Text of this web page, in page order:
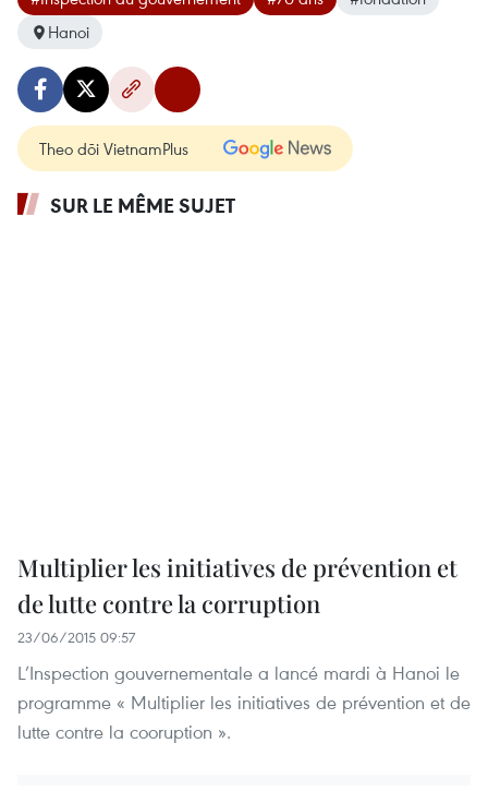
Hanoi
Theo dõi VietnamPlus
SUR LE MÊME SUJET
Multiplier les initiatives de prévention et
de lutte contre la corruption
23/06/2015 09:57
L’Inspection gouvernementale a lancé mardi à Hanoi le
programme « Multiplier les initiatives de prévention et de
lutte contre la cooruption ».